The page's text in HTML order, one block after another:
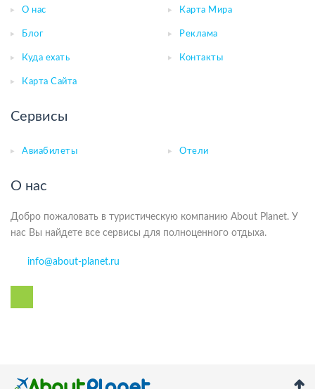
О нас Карта Мира
Блог Реклама
Куда ехать Контакты
Карта Сайта
Сервисы
Авиабилеты Отели
О нас
Добро пожаловать в туристическую компанию About Planet. У
нас Вы найдете все сервисы для полноценного отдыха.
info@about-planet.ru